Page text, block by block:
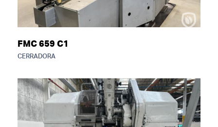
FMC 659 C1
CERRADORA